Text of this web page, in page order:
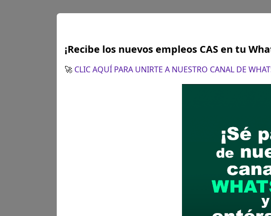
Presentación de la
sustenten su propuesta), en la siguiente
Chaclacayo. En horario de 8:00 a 16:30
Recomendaciones para postular
¡Recibe los nuevos empleos CAS en tu
🚀 CLIC AQUÍ PARA UNIRTE A NUESTRO CANAL DE